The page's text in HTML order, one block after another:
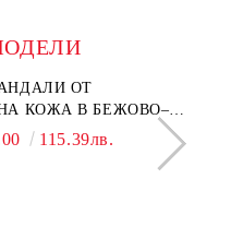
ОТ
КОЖА В БЕЖОВО–
115.39лв.